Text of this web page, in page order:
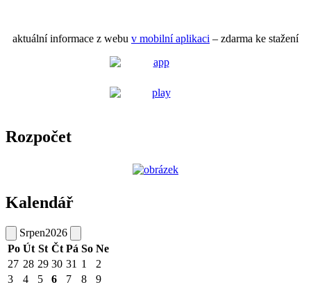
aktuální informace z webu v mobilní aplikaci – zdarma ke stažení
Rozpočet
Kalendář
Srpen2026
Po Út St Čt Pá So Ne
27 28 29 30 31 1
2
3
4 5 6 7 8
9